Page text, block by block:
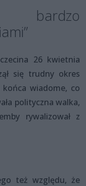
bardzo
26 kwietnia
się trudny okres
końca wiadome, co
polityczna walka,
rywalizował z
też względu, że